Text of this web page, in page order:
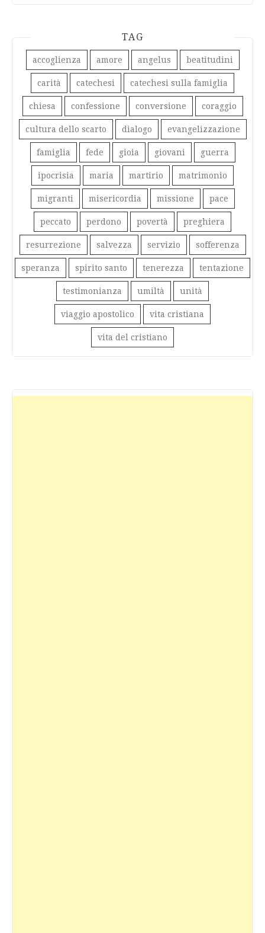
TAG
accoglienza amore angelus beatitudini
carità catechesi catechesi sulla famiglia
chiesa confessione conversione coraggio
cultura dello scarto dialogo evangelizzazione
famiglia fede gioia giovani guerra
ipocrisia maria martirio matrimonio
migranti misericordia missione pace
peccato perdono povertà preghiera
resurrezione salvezza servizio sofferenza
speranza spirito santo tenerezza tentazione
testimonianza umiltà unità
viaggio apostolico vita cristiana
vita del cristiano